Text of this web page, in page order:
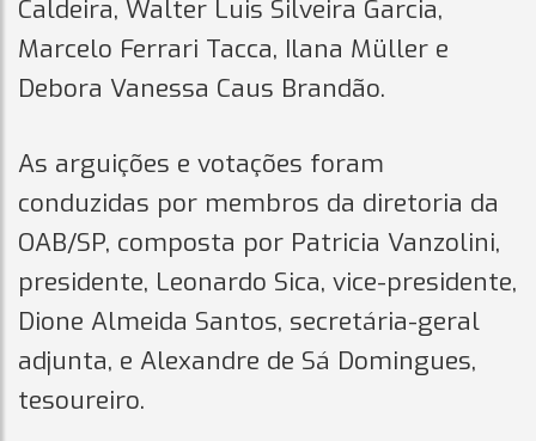
Caldeira, Walter Luis Silveira Garcia,
Marcelo Ferrari Tacca, Ilana Müller e
Debora Vanessa Caus Brandão.
As arguições e votações foram
conduzidas por membros da diretoria da
OAB/SP, composta por Patricia Vanzolini,
presidente, Leonardo Sica, vice-presidente,
Dione Almeida Santos, secretária-geral
adjunta, e Alexandre de Sá Domingues,
tesoureiro.